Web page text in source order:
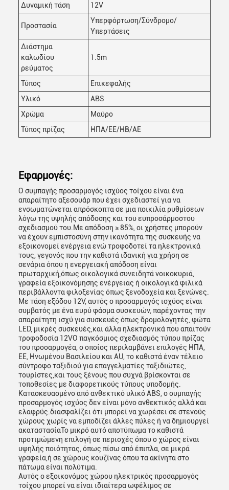
Δυναμική τάση 12V
Προστασία
Υπερφόρτωση/Σύνδρομο/
Υπερτάσεις
Διάστημα
καλωδίου
ρεύματος
1.5m
Τύπος
Επικεφαλής
Υλικό
ABS
Χρώμα
Μαύρο
Τύπος πρίζας
ΗΠΑ/ΕΕ/ΗΒ/ΑΕ
Εφαρμογές:
Ο συμπαγής προσαρμογός ισχύος τοίχου είναι ένα
απαραίτητο αξεσουάρ που έχει σχεδιαστεί για να
ενσωματώνεται απρόσκοπτα σε μια ποικιλία ρυθμίσεων
λόγω της υψηλής απόδοσης και του ευπροσάρμοστου
σχεδιασμού του.Με απόδοση ≥ 85%, οι χρήστες μπορούν
να έχουν εμπιστοσύνη στην ικανότητα της συσκευής να
εξοικονομεί ενέργεια ενώ τροφοδοτεί τα ηλεκτρονικά
τους, γεγονός που την καθιστά ιδανική για χρήση σε
σενάρια όπου η ενεργειακή απόδοση είναι
πρωταρχική,όπως οικολογικά συνειδητά νοικοκυριά,
γραφεία εξοικονόμησης ενέργειας ή οικολογικά φιλικά
περιβάλλοντα φιλοξενίας όπως ξενοδοχεία και ξενώνες.
Με τάση εξόδου 12V, αυτός ο προσαρμογός ισχύος είναι
συμβατός με ένα ευρύ φάσμα συσκευών, παρέχοντας την
απαραίτητη ισχύ για συσκευές όπως δρομολογητές, φώτα
LED, μικρές συσκευές,και άλλα ηλεκτρονικά που απαιτούν
τροφοδοσία 12VΟ παγκόσμιος σχεδιασμός τύπου πρίζας
του προσαρμογέα, ο οποίος περιλαμβάνει επιλογές ΗΠΑ,
ΕΕ, Ηνωμένου Βασιλείου και AU, το καθιστά έναν τέλειο
σύντροφο ταξιδιού για επαγγελματίες ταξιδιώτες,
τουρίστες,και τους ξένους που συχνά βρίσκονται σε
τοποθεσίες με διαφορετικούς τύπους υποδομής.
Κατασκευασμένο από ανθεκτικό υλικό ABS, ο συμπαγής
προσαρμογός ισχύος δεν είναι μόνο ανθεκτικός αλλά και
ελαφρύς.διασφαλίζει ότι μπορεί να χωρέσει σε στενούς
χώρους χωρίς να εμποδίζει άλλες πύλες ή να δημιουργεί
ακαταστασίαΤο μικρό αυτό αποτύπωμα το καθιστά
προτιμώμενη επιλογή σε περιοχές όπου ο χώρος είναι
υψηλής ποιότητας, όπως πίσω από έπιπλα, σε μικρά
γραφεία,ή σε χώρους κουζίνας όπου τα ακίνητα στο
πάτωμα είναι πολύτιμα.
Αυτός ο εξοικονόμος χώρου ηλεκτρικός προσαρμογός
τοίχου μπορεί να είναι ιδιαίτερα ωφέλιμος σε